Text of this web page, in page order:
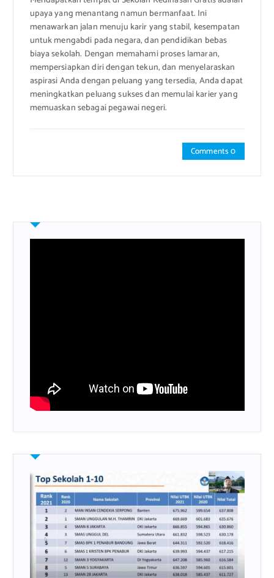
upaya yang menantang namun bermanfaat. Ini
menawarkan jalan menuju karir yang stabil, kesempatan
untuk mengabdi pada negara, dan pendidikan bebas
biaya sekolah. Dengan memahami proses lamaran,
mempersiapkan diri dengan tekun, dan menyelaraskan
aspirasi Anda dengan peluang yang tersedia, Anda dapat
meningkatkan peluang sukses dan memulai karier yang
memuaskan sebagai pegawai negeri.
Comments 0